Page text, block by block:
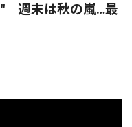
週末は秋の嵐…最